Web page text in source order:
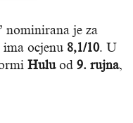
nominirana je za
ocjenu 8,1/10. U
Huluod 9. rujna,